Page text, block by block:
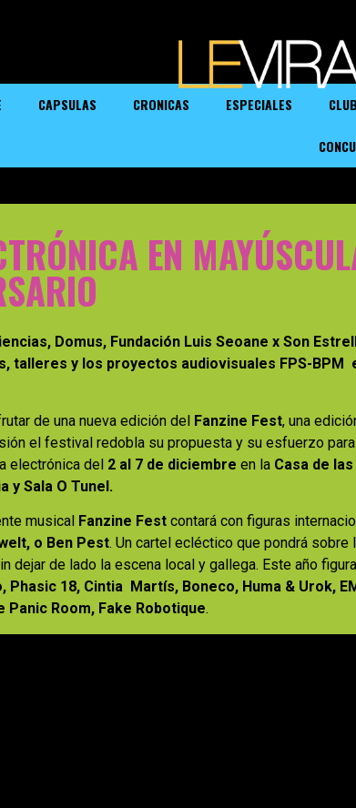
CAPSULAS CRONICAS ESPECIALES
EN
Domus, Fundación Luis Seoane x Son
talleres y los proyectos audiovisuales FPS-BPM
de una nueva edición del Fanzine Fest, una
el festival redobla su propuesta y su esfuerzo
electrónica del 2 al 7 de diciembre en la Casa de
y Sala O Tunel.
musical Fanzine Fest contará con figuras
o Ben Pest. Un cartel ecléctico que pondrá
dejar de lado la escena local y gallega. Este año
Phasic 18, Cintia Martís, Boneco, Huma & Urok,
Panic Room, Fake Robotique.